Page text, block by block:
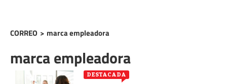
CORREO > marca empleadora
marca empleadora
DESTACADA